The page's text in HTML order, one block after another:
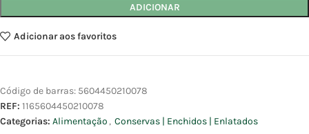
ADICIONAR
Adicionar aos favoritos
Código de barras: 5604450210078
REF: 1165604450210078
Categorias: Alimentação , Conservas | Enchidos | Enlatados